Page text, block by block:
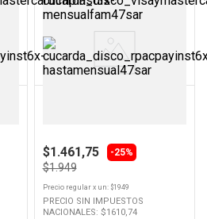
Ver
Producto
$1.461,75 -25%
$1.949
Precio regularx un: $1949
PRECIO SIN IMPUESTOS
NACIONALES: $1610,74